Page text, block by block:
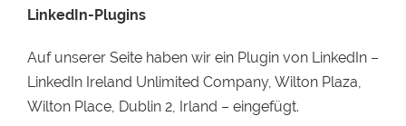
LinkedIn-Plugins
Auf unserer Seite haben wir ein Plugin von LinkedIn –
LinkedIn Ireland Unlimited Company, Wilton Plaza,
Wilton Place, Dublin 2, Irland – eingefügt.